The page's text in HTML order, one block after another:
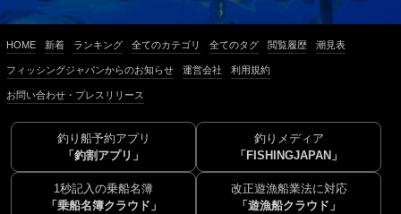
HOME 新着 ランキング 全てのカテゴリ 全てのタグ 閲覧履歴 潮見表
フィッシングジャパンからのお知らせ 運営会社 利用規約
お問い合わせ・プレスリリース
釣り船予約アプリ
「釣割アプリ」
釣りメディア
「FISHINGJAPAN」
1秒記入の乗船名簿
「乗船名簿クラウド」
改正遊漁船業法に対応
「遊漁船クラウド」